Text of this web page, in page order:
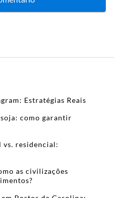
Estratégias Reais
como garantir
vs. residencial:
as civilizações